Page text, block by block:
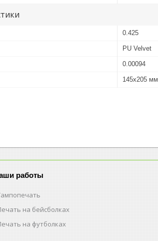
0.425
PU Velvet
0.00094
145х205 мм
работы
на бейсболках
на футболках